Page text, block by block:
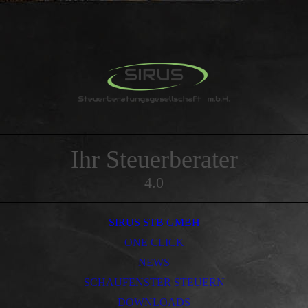
Ihr Steuerberater
4.0
SIRUS STB GMBH
ONE CLICK
NEWS
SCHAUFENSTER STEUERN
DOWNLOADS